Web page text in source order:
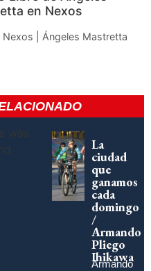
en Nexos
Nexos | Ángeles Mastretta
was
La
ciudad
que
ganamos
cada
domingo
/
Armando
Pliego
Ihikawa
Armando